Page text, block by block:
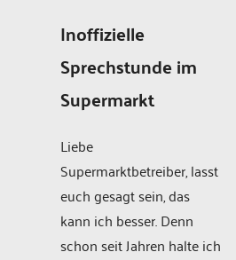
Inoffizielle
Sprechstunde im
Supermarkt
Liebe
Supermarktbetreiber, lasst
euch gesagt sein, das
kann ich besser. Denn
schon seit Jahren halte ich